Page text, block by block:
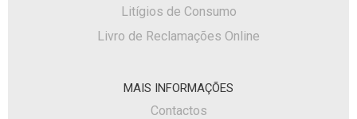
Litígios de Consumo
Livro de Reclamações Online
MAIS INFORMAÇÕES
Contactos